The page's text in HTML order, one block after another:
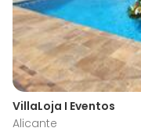
VillaLoja I Eventos
Alicante